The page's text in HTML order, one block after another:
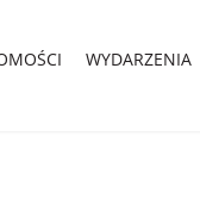
WYDARZENIA